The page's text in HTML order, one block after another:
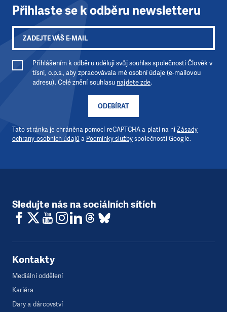
Přihlaste se k odběru newsletteru
ODEBÍRAT
Přihlášením k odběru uděluji svůj souhlas společnosti Člověk v
tísni, o.p.s., aby zpracovávala mé osobní údaje (e-mailovou
adresu). Celé znění souhlasu najdete zde.
Tato stránka je chráněna pomocí reCAPTCHA a platí na niZásady
ochrany osobních údajů a Podmínky službyspolečnosti Google.
Sledujte nás na sociálních sítích
Kontakty
Mediální oddělení
Kariéra
Dary a dárcovství